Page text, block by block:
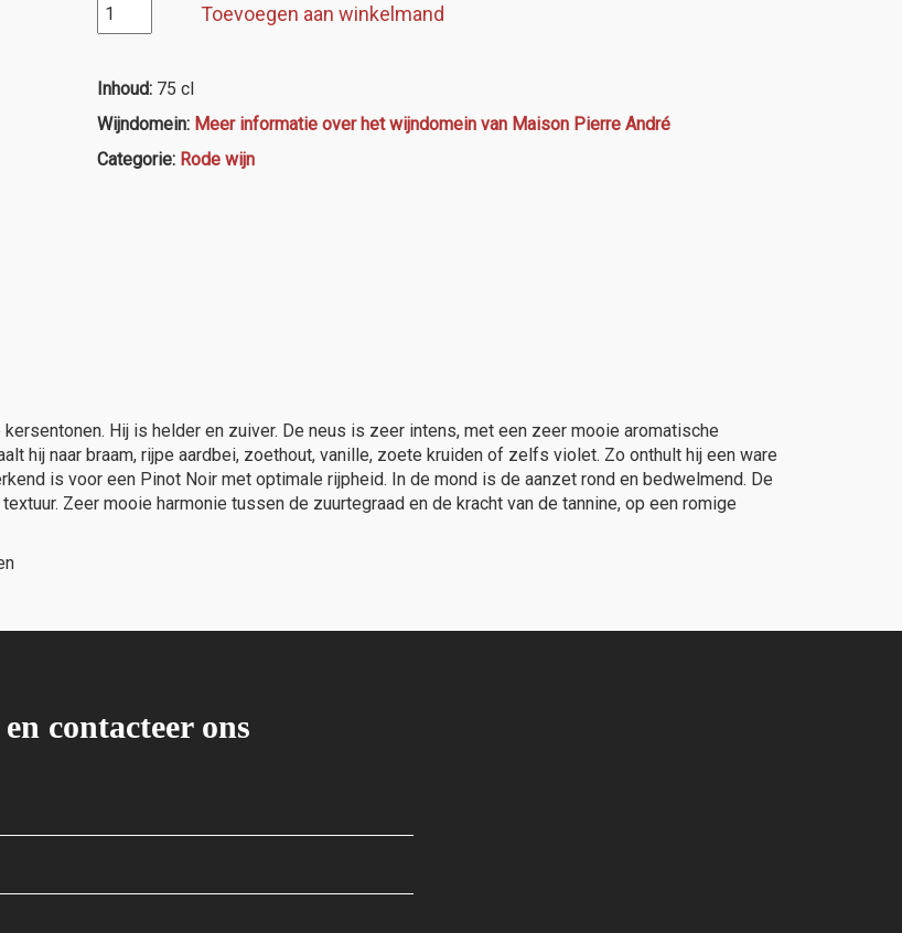
Bourgogne
Pinot
Maison
Pierre
André
aantal
Toevoegen aan winkelmand
Inhoud: 75 cl
Wijndomein: Meer informatie over het wijndomein van Maison Pierre André
Categorie: Rode wijn
Hij is helder en zuiver. De neus is zeer intens, met een zeer mooie aromatische
hij naar braam, rijpe aardbei, zoethout, vanille, zoete kruiden of zelfs violet. Zo onthult hij een ware
is voor een Pinot Noir met optimale rijpheid. In de mond is de aanzet rond en bedwelmend. De
Zeer mooie harmonie tussen de zuurtegraad en de kracht van de tannine, op een romige
contacteer ons